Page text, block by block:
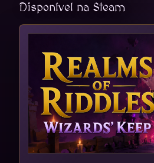
Disponível na Steam